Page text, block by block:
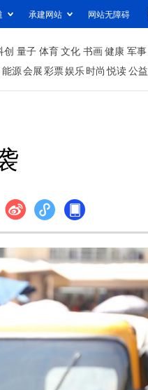
承建网站 网站无障碍
创 量子 体育文化 书画健康 军事
能源会展彩票娱乐时尚 悦读公益